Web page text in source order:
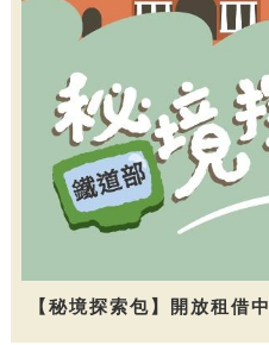
【秘境探索包】開放租借中